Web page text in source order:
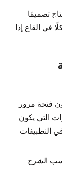
تصميمًا
في القاع إذا
فتحة مرور
التي يكون
التطبيقات
الشرح